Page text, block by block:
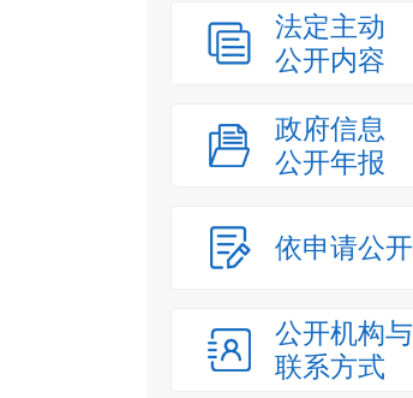
法定主动
公开内容
政府信息
公开年报
依申请公开
公开机构与
联系方式